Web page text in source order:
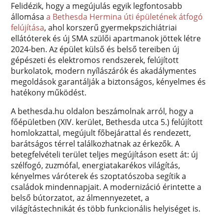
Felidézik, hogy a megújulás egyik legfontosabb
állomásaa Bethesda Hermina úti épületének átfogó
felújítása, ahol korszerű gyermekpszichiátriai
ellátóterek és új SMA szülői apartmanok jöttek létre
2024-ben. Az épület külső és belső tereiben új
gépészeti és elektromos rendszerek, felújított
burkolatok, modern nyílászárók és akadálymentes
megoldások garantálják a biztonságos, kényelmes és
hatékony működést.
A bethesda.hu oldalon beszámolnak arról, hogy a
főépületben (XIV. kerület, Bethesda utca 5.) felújított
homlokzattal, megújult főbejárattal és rendezett,
barátságos térrel találkozhatnak az érkezők. A
betegfelvételi terület teljes megújításon esett át: új
szélfogó, zuzmófal, energiatakarékos világítás,
kényelmes váróterek és szoptatószoba segítik a
családok mindennapjait. A modernizáció érintette a
belső bútorzatot, az álmennyezetet, a
világítástechnikát és több funkcionális helyiséget is.